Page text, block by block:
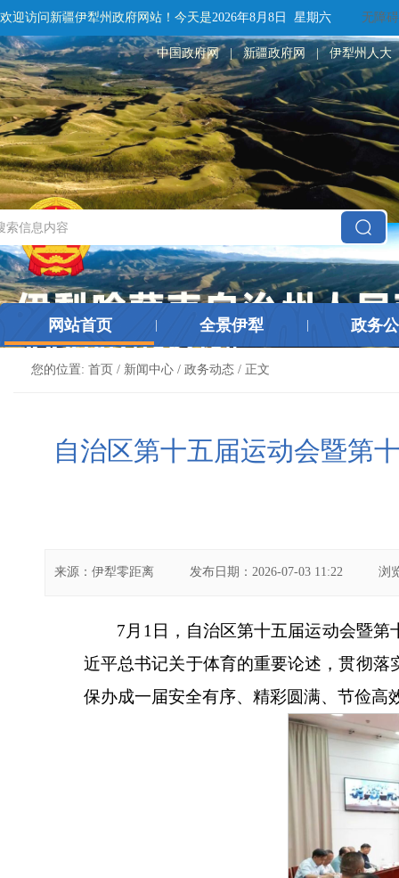
欢迎访问新疆伊犁州政府网站！ 今天是2026年8月8日 星期六 无障碍
中国政府网 | 新疆政府网 | 伊犁州人大
网站首页 全景伊犁 政务
您的位置: 首页 / 新闻中心 / 政务动态 / 正文
自治区第十五届运动会暨第
来源： 伊犁零距离 发布日期： 2026-07-03 11:22 浏
7月1日，自治区第十五届运动会暨
近平总书记关于体育的重要论述，贯彻
保办成一届安全有序、精彩圆满、节俭高